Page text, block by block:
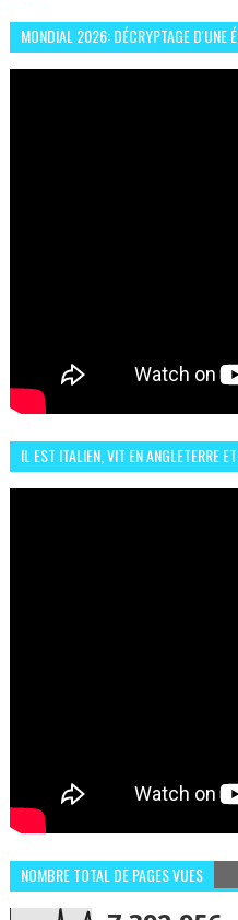
MONDIAL 2026: DÉCRYPTAGE D'UNE
IL EST ITALIEN, VIT EN ANGLETERRE
NOMBRE TOTAL DE PAGES VUES